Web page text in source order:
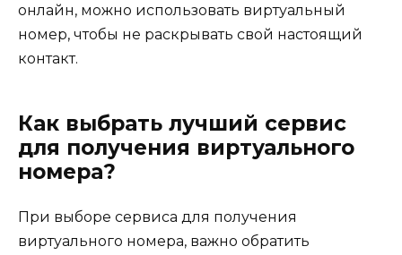
онлайн, можно использовать виртуальный
номер, чтобы не раскрывать свой настоящий
контакт.
Как выбрать лучший сервис
для получения виртуального
номера?
При выборе сервиса для получения
виртуального номера, важно обратить